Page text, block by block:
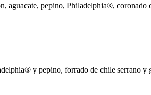
aguacate, pepino, Philadelphia®,
y pepino, forrado de chile serrano y